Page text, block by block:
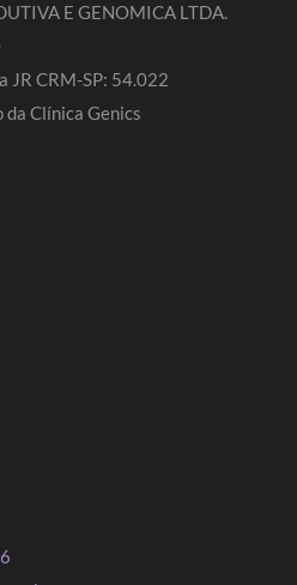
E GENOMICA LTDA.
JR CRM-SP: 54.022
da Clínica Genics